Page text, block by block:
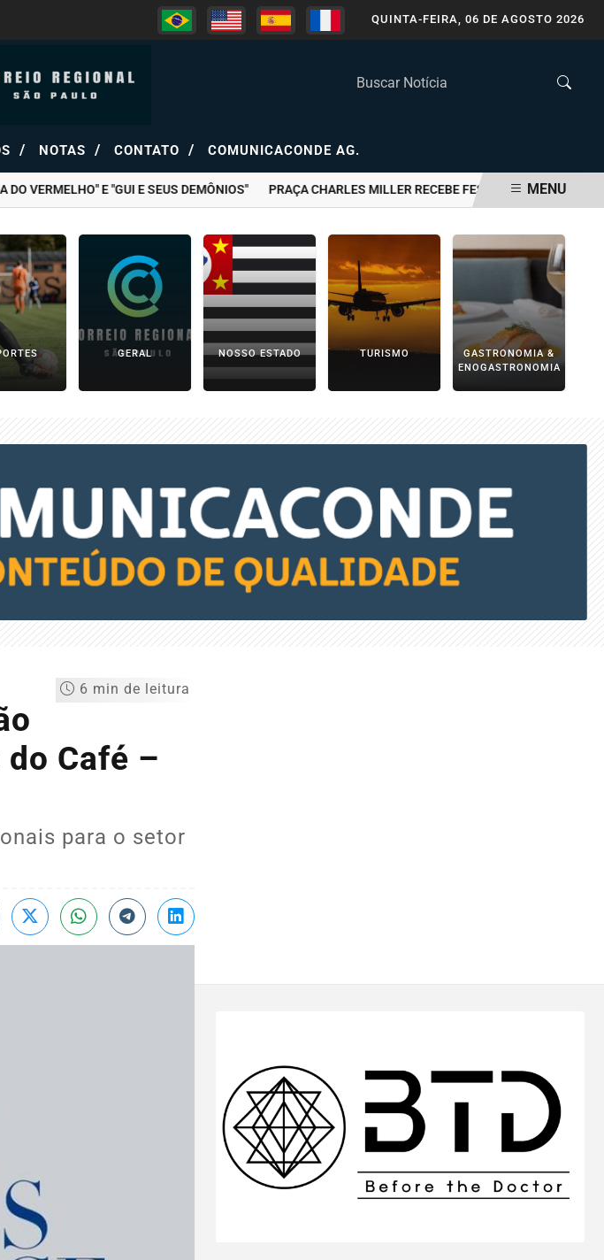
QUINTA-FEIRA, 06 DE AGOSTO 2026
/ NOTAS / CONTATO / COMUNICACONDE AG.
E "GUI E SEUS DEMÔNIOS" PRAÇA CHARLES MILLER RECEBE FESTIVAL GRATUITO COM
MENU
GERAL NOSSO ESTADO TURISMO
GASTRONOMIA &
ENOGASTRONOMIA
6 min de leitura
Café –
para o setor